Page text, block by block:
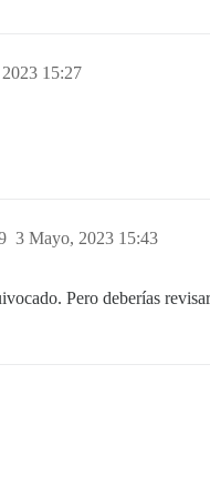
15:27
3 Mayo, 2023 15:43
Pero deberías